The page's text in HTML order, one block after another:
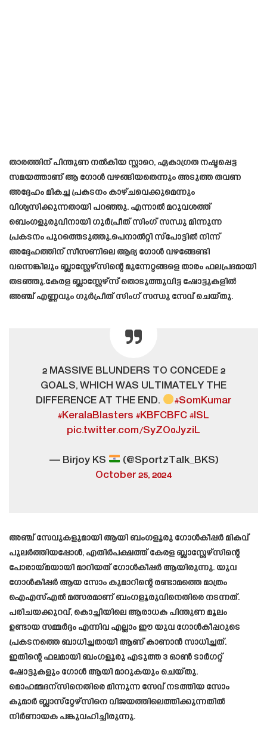
താരത്തിന് പിന്തുണ നൽകിയ സ്റ്റാറെ, ഏകാഗ്രത നഷ്ടപ്പെട്ട
സമയത്താണ് ആ ഗോൾ വഴങ്ങിയതെന്നും അടുത്ത തവണ
അദ്ദേഹം മികച്ച പ്രകടനം കാഴ്ചവെക്കുമെന്നും
വിശ്വസിക്കുന്നതായി പറഞ്ഞു. എന്നാൽ മറുവശത്ത്
ബെംഗളുരുവിനായി ഗുർപ്രീത് സിംഗ് സന്ധു മിന്നുന്ന
പ്രകടനം പുറത്തെടുത്തു.പെനാൽറ്റി സ്പോട്ടിൽ നിന്ന്
അദ്ദേഹത്തിന് സീസണിലെ ആദ്യ ഗോൾ വഴങ്ങേണ്ടി
വന്നെങ്കിലും ബ്ലാസ്റ്റേഴ്സിന്റെ മുന്നേറ്റങ്ങളെ താരം ഫലപ്രദമായി
തടഞ്ഞു.കേരള ബ്ലാസ്റ്റേഴ്സ് തൊടുത്തുവിട്ട ഷോട്ടുകളിൽ
അഞ്ച് എണ്ണവും ഗുർപ്രീത് സിംഗ് സന്ധു സേവ് ചെയ്തു.
2 MASSIVE BLUNDERS TO CONCEDE 2
GOALS, WHICH WAS ULTIMATELY THE
DIFFERENCE AT THE END.
#SomKumar
#KeralaBlasters #KBFCBFC #ISL
pic.twitter.com/SyZO0JyziL
— Birjoy KS
(@SportzTalk_BKS)
October 25, 2024
അഞ്ച് സേവുകളുമായി ആയി ബംഗളൂരു ഗോൾകീപ്പർ മികവ്
പുലർത്തിയപ്പോൾ, എതിർപക്ഷത്ത് കേരള ബ്ലാസ്റ്റേഴ്സിന്റെ
പോരായ്മയായി മാറിയത് ഗോൾകീപ്പർ ആയിരുന്നു. യുവ
ഗോൾകീപ്പർ ആയ സോം കുമാറിന്റെ രണ്ടാമത്തെ മാത്രം
ഐഎസ്എൽ മത്സരമാണ് ബംഗളൂരുവിനെതിരെ നടന്നത്.
പരിചയക്കുറവ്, കൊച്ചിയിലെ ആരാധക പിന്തുണ മൂലം
ഉണ്ടായ സമ്മർദ്ദം എന്നിവ എല്ലാം ഈ യുവ ഗോൾകീപ്പറുടെ
പ്രകടനത്തെ ബാധിച്ചതായി ആണ് കാണാൻ സാധിച്ചത്.
ഇതിന്റെ ഫലമായി ബംഗളൂരു എടുത്ത 3 ഓൺ ടാർഗറ്റ്
ഷോട്ടുകളും ഗോൾ ആയി മാറുകയും ചെയ്തു.
മൊഹമ്മദന്സിനെതിരെ മിന്നുന്ന സേവ് നടത്തിയ സോം
കുമാർ ബ്ലാസ്‌റ്റേഴ്‌സിനെ വിജയത്തിലെത്തിക്കുന്നതിൽ
നിർണായക പങ്കുവഹിച്ചിരുന്നു.